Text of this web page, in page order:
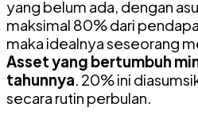
yang belum ada, dengan
maksimal 80% dari
maka idealnya seseorang
Asset yang bertumbuh
tahunnya. 20% ini
secara rutin perbulan.